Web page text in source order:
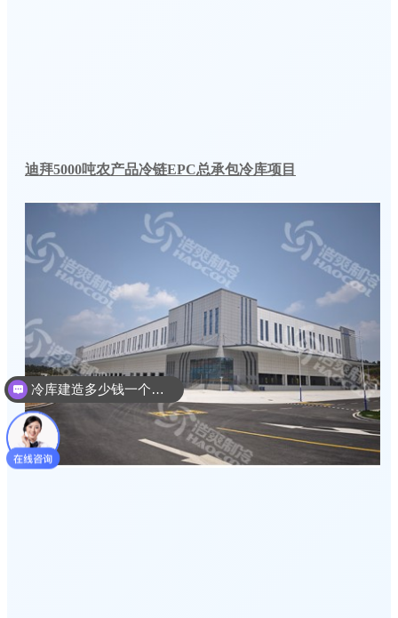
迪拜5000吨农产品冷链EPC总承包冷库项目
冷库建造多少钱一个平方